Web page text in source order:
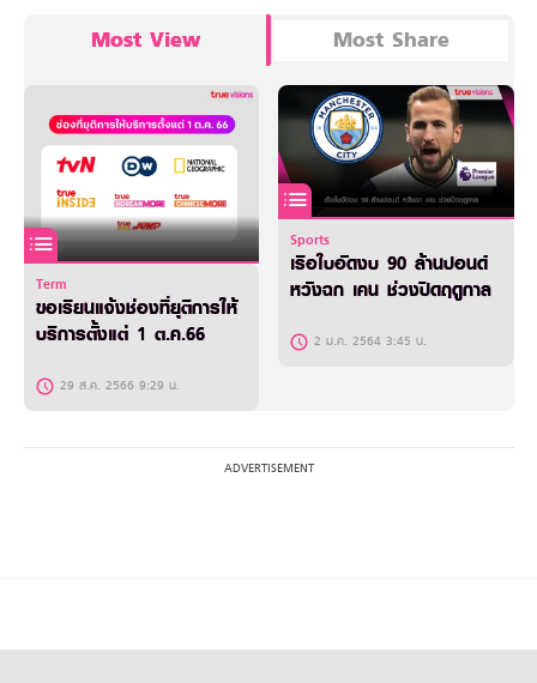
Most View Most Share
Term
ขอเรียนแจ้งช่องที่ยุติการให้
บริการตั้งแต่ 1 ต.ค.66
29 ส.ค. 2566 9:29 น.
Sports
เรือใบอัดงบ 90 ล้านปอนด์
หวังฉก เคน ช่วงปิดฤดูกาล
2 ม.ค. 2564 3:45 น.